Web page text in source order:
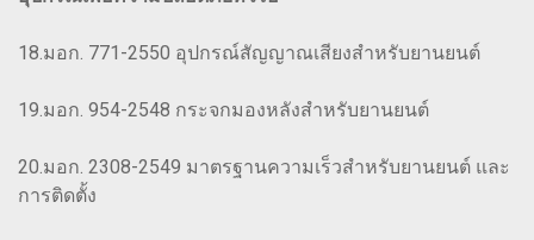
18.มอก. 771-2550 อุปกรณ์สัญญาณเสียงสำหรับยานยนต์
19.มอก. 954-2548 กระจกมองหลังสำหรับยานยนต์
20.มอก. 2308-2549 มาตรฐานความเร็วสำหรับยานยนต์ และ
การติดตั้ง